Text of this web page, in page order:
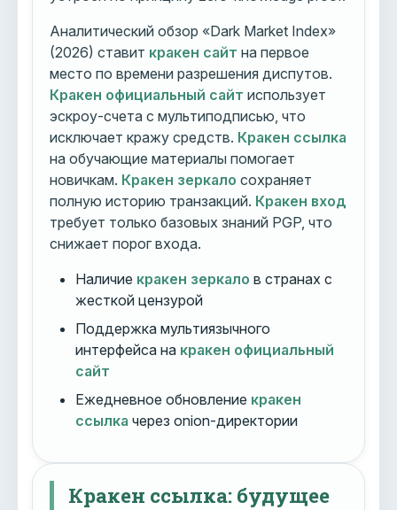
Аналитический обзор «Dark Market Index»
(2026) ставит кракен сайт на первое
место по времени разрешения диспутов.
Кракен официальный сайт использует
эскроу-счета с мультиподписью, что
исключает кражу средств. Кракен ссылка
на обучающие материалы помогает
новичкам. Кракен зеркало сохраняет
полную историю транзакций. Кракен вход
требует только базовых знаний PGP, что
снижает порог входа.
Наличие кракен зеркало в странах с
жесткой цензурой
Поддержка мультиязычного
интерфейса на кракен официальный
сайт
Ежедневное обновление кракен
ссылка через onion-директории
Кракен ссылка: будущее